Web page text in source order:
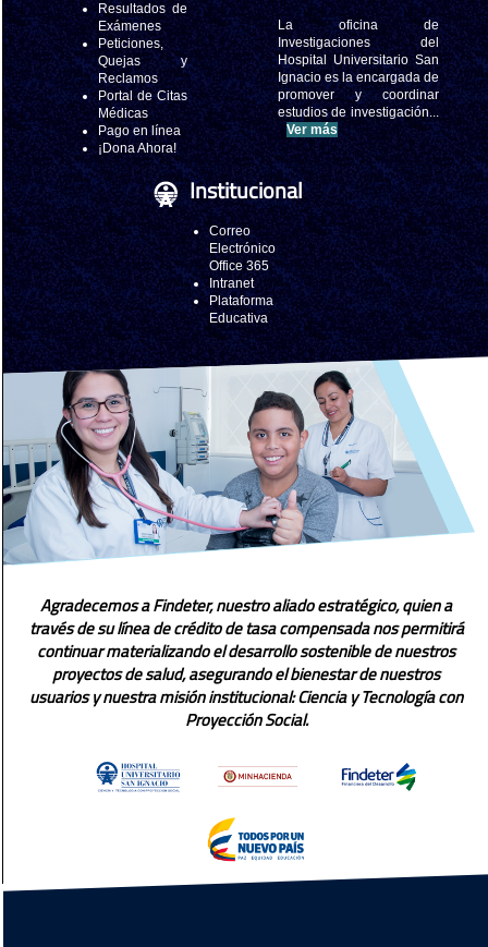
Resultados de
Exámenes
Peticiones,
Quejas y
Reclamos
Portal de Citas
Médicas
Pago en línea
¡Dona Ahora!
La oficina de
Investigaciones del
Hospital Universitario San
Ignacio es la encargada de
promover y coordinar
estudios de investigación...
Ver más
Institucional
Correo
Electrónico
Office 365
Intranet
Plataforma
Educativa
Agradecemos a Findeter, nuestro aliado estratégico, quien a
través de su línea de crédito de tasa compensada nos permitirá
continuar materializando el desarrollo sostenible de nuestros
proyectos de salud, asegurando el bienestar de nuestros
usuarios y nuestra misión institucional: Ciencia y Tecnología con
Proyección Social.